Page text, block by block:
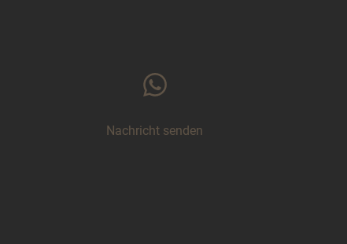
Nachricht senden